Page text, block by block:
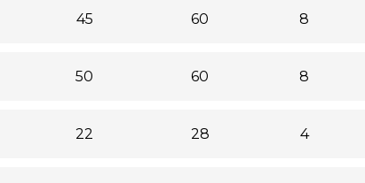
45 60 8
50 60 8
22 28 4